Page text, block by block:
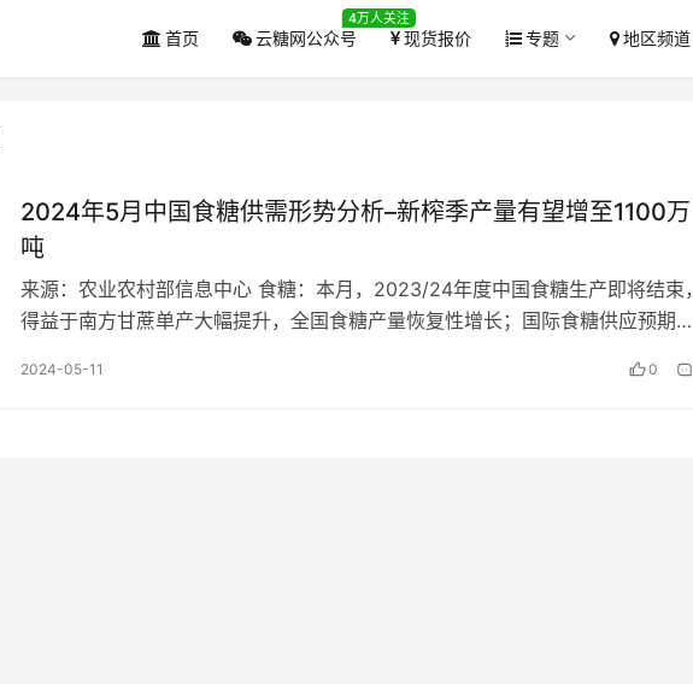
首页 云糖网公众号
4万人关注
现货报价 专题 地区频道
2024年5月中国食糖供需形势分析–新榨季产量有望增至1100万
吨
来源：农业农村部信息中心 食糖：本月，2023/24年度中国食糖生产即将结束，
得益于南方甘蔗单产大幅提升，全国食糖产量恢复性增长；国际食糖供应预期趋
2024-05-11 0